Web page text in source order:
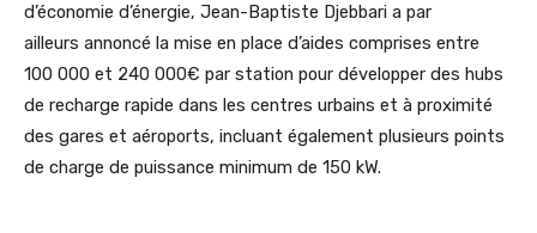
d’économie d’énergie, Jean-Baptiste Djebbari a par
ailleurs annoncé la mise en place d’aides comprises entre
100 000 et 240 000€ par station pour développer des hubs
de recharge rapide dans les centres urbains et à proximité
des gares et aéroports, incluant également plusieurs points
de charge de puissance minimum de 150 kW.